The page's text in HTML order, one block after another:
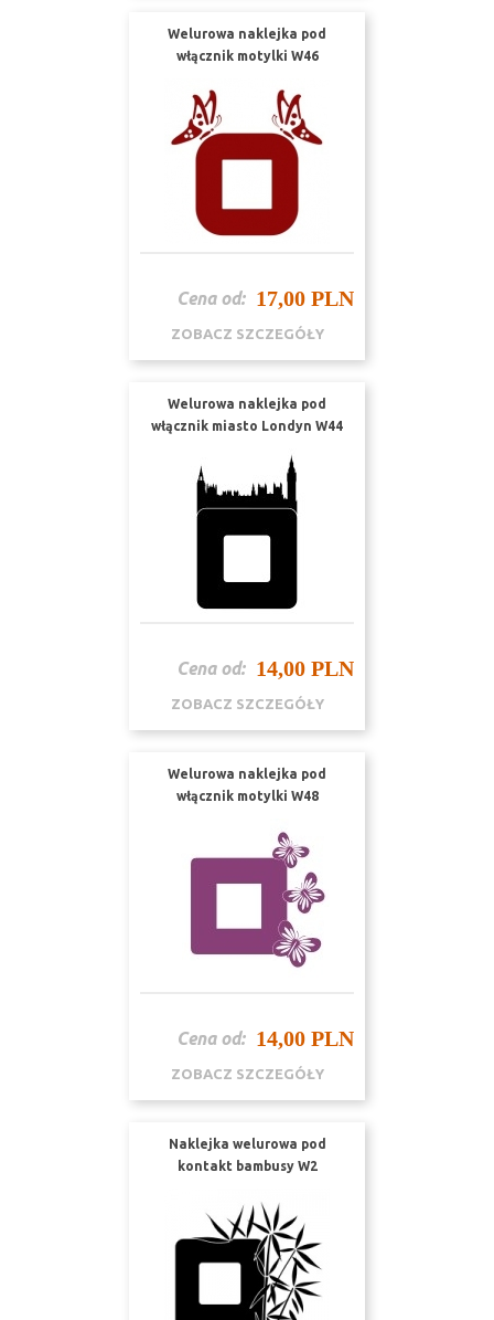
Welurowa naklejka pod
włącznik motylki W46
Cena od: 17,00 PLN
ZOBACZ SZCZEGÓŁY
Welurowa naklejka pod
włącznik miasto Londyn W44
Cena od: 14,00 PLN
ZOBACZ SZCZEGÓŁY
Welurowa naklejka pod
włącznik motylki W48
Cena od: 14,00 PLN
ZOBACZ SZCZEGÓŁY
Naklejka welurowa pod
kontakt bambusy W2